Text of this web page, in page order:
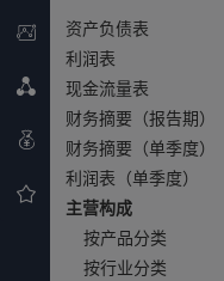
资产负债表
利润表
现金流量表
财务摘要（报告期）
财务摘要（单季度）
利润表（单季度）
主营构成
按产品分类
按行业分类